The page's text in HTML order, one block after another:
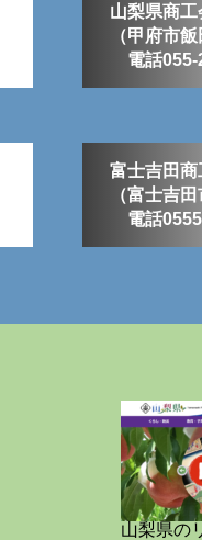
山梨県商
（甲府市
電話055-
富士吉田商
（富士吉
電話
山梨県の